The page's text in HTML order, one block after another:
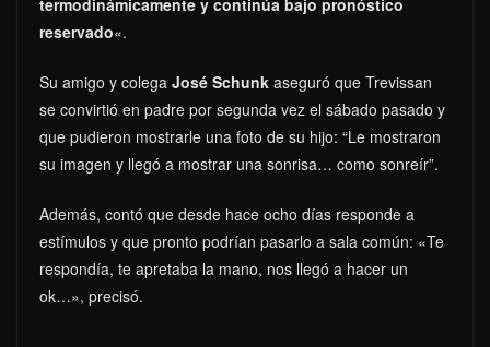
reservado«.
Su amigo y colega José Schunk aseguró que Trevissan
se convirtió en padre por segunda vez el sábado pasado y
que pudieron mostrarle una foto de su hijo: “Le mostraron
su imagen y llegó a mostrar una sonrisa… como sonreír”.
Además, contó que desde hace ocho días responde a
estímulos y que pronto podrían pasarlo a sala común: «Te
respondía, te apretaba la mano, nos llegó a hacer un
ok…», precisó.